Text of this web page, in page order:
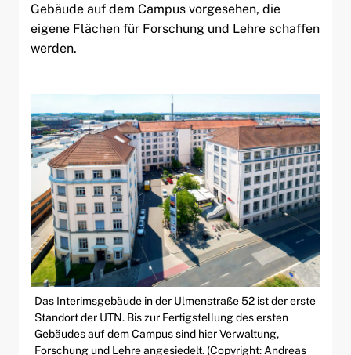
Gebäude auf dem Campus vorgesehen, die
eigene Flächen für Forschung und Lehre schaffen
werden.
Das Interimsgebäude in der Ulmenstraße 52 ist der erste
Standort der UTN. Bis zur Fertigstellung des ersten
Gebäudes auf dem Campus sind hier Verwaltung,
Forschung und Lehre angesiedelt. (Copyright: Andreas